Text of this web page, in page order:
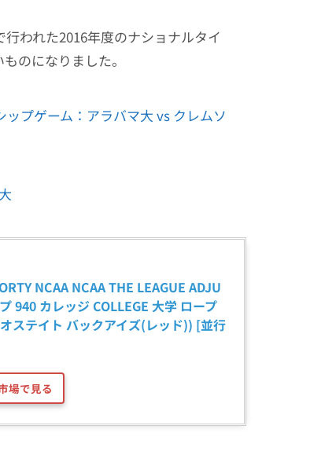
行われた2016年度のナショナルタイ
のになりました。
プゲーム：アラバマ大 vs クレムソ
NCAA NCAA THE LEAGUE ADJU
940 カレッジ COLLEGE 大学 ロープ
ステイト バックアイズ(レッド)) [並行
場で見る